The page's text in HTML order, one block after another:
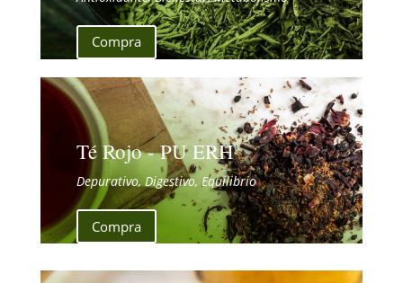
Compra
Té Rojo - PU ERH
Depurativo, Digestivo, Equilibrio
Compra